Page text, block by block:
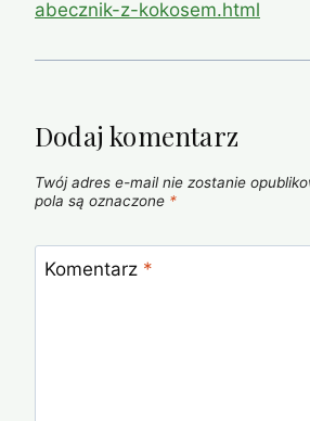
abecznik-z-kokosem.html
Dodaj komentarz
Twój adres e-mail nie zostanie
pola są oznaczone *
Komentarz *